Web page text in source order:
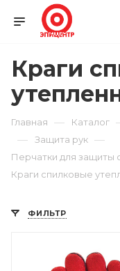
Краги
Главная — Каталог
— Защита рук —
Перчатки для защиты
Краги спилковые
ФИЛЬТР